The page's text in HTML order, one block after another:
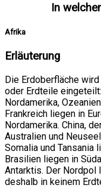
In
Afrika
Erläuterung
Die Erdoberfläche
oder Erdteile
Nordamerika,
Frankreich liegen in
Nordamerika. China,
Australien und
Somalia und Tansania
Brasilien liegen in
Antarktis. Der
deshalb in keinem